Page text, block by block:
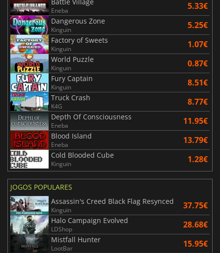
Eneba 5.33€
Dangerous Zone
Kinguin 5.25€
Factory of Sweets
Kinguin 1.07€
World Puzzle
Kinguin 0.87€
Fury Captain
Kinguin 8.51€
Truck Crash
K4G 8.77€
Depth Of Consciousness
Eneba 11.95€
Blood Island
Eneba 13.79€
Cold Blooded Cube
Kinguin 1.28€
JOGOS POPULARES
Assassin's Creed Black Flag Resynced
Kinguin 37.75€
Halo Campaign Evolved
LDShop 28.68€
Mistfall Hunter
LootBar 15.95€